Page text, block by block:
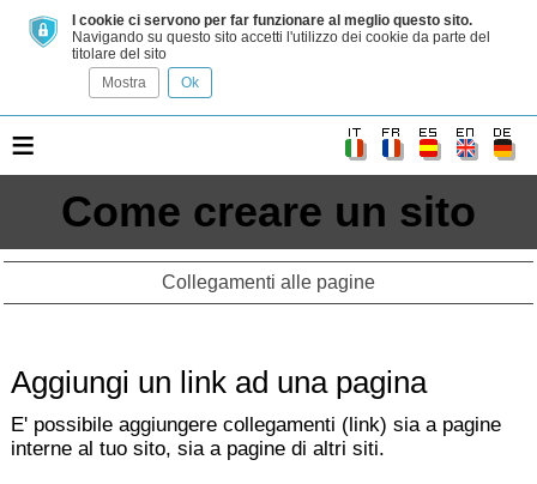
I cookie ci servono per far funzionare al meglio questo sito.
Navigando su questo sito accetti l'utilizzo dei cookie da parte del
titolare del sito
Mostra
Ok
≡
Come creare un sito
Collegamenti alle pagine
Aggiungi un link ad una pagina
E' possibile aggiungere collegamenti (link) sia a pagine
interne al tuo sito, sia a pagine di altri siti.